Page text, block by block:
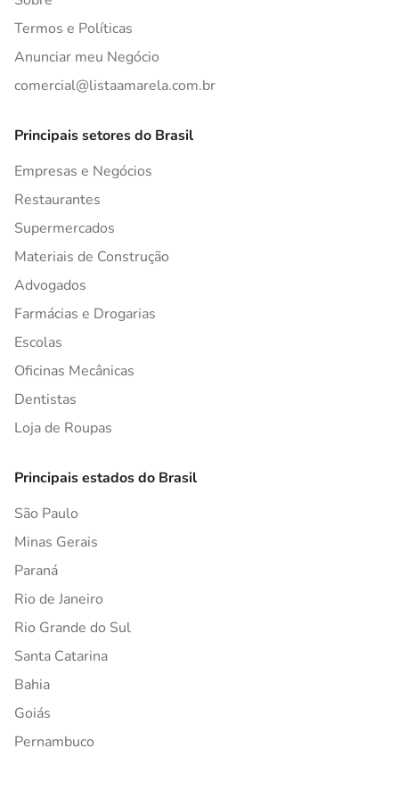
Termos e Políticas
Anunciar meu Negócio
comercial@listaamarela.com.br
Principais setores do Brasil
Empresas e Negócios
Restaurantes
Supermercados
Materiais de Construção
Advogados
Farmácias e Drogarias
Escolas
Oficinas Mecânicas
Dentistas
Loja de Roupas
Principais estados do Brasil
São Paulo
Minas Gerais
Paraná
Rio de Janeiro
Rio Grande do Sul
Santa Catarina
Bahia
Goiás
Pernambuco